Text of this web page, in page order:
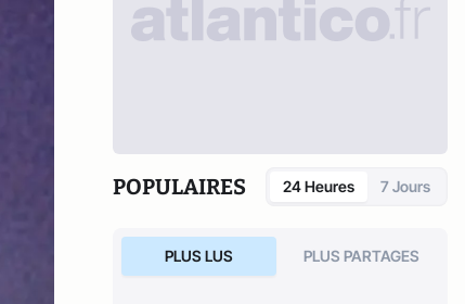
POPULAIRES 24 Heures 7 Jours
PLUS LUS PLUS PARTAGES